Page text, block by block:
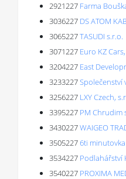
2921227 Farma
3036227 DS ATOM
3065227TASUDI s.r.o.
3071227 Euro KZ
3204227 East
3233227Společenství
3256227 LXY Czech,
3395227 PM Chrudim
3430227WAIGEO
35052276ti minutovka
3534227 Podlahářství
3540227 PROXIMA